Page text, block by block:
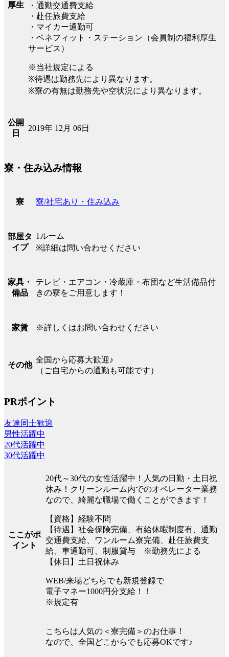
厚生
・通勤交通費支給
・赴任旅費支給
・マイカー通勤可
・ベネフィット・ステーション（会員制の福利厚生
サービス）
※当社規定による
※待遇は勤務先により異なります。
※寮の有無は勤務先や空状況により異なります。
公開
日
2019年 12月 06日
寮・住み込み情報
寮 寮/社宅あり・住み込み
部屋タ
イプ
1ルーム
※詳細は問い合わせください
家具・
備品
テレビ・エアコン・冷蔵庫・布団など生活備品付
きの寮をご用意します！
家賃 ※詳しくはお問い合わせください
その他
全国から応募大歓迎♪
（ご自宅からの通勤も可能です）
PRポイント
友達同士歓迎
男性活躍中
20代活躍中
30代活躍中
ここがポ
イント
20代～30代の女性活躍中！人気の日勤・土日祝
休み！クリーンルーム内でのオペレーター業務
なので、綺麗な職場で働くことができます！
【資格】経験不問
【待遇】社会保険完備、有給休暇制度有、通勤
交通費支給、ワンルーム寮完備、赴任旅費支
給、車通勤可、制服貸与 ※勤務先による
【休日】土日祝休み
WEB/来場どちらでも新規登録で
電子マネー1000円分支給！！
※規定有
こちらは人気の＜寮完備＞のお仕事！
なので、全国どこからでも応募OKです♪